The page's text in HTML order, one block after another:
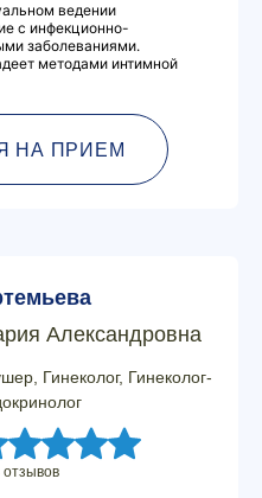
ведении
с инфекционно-
заболеваниями.
методами интимной
НА ПРИЕМ
Александровна
Гинеколог, Гинеколог-
отзывов